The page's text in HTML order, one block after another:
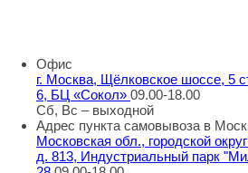
Офис
г. Москва, Щёлковское шоссе, 5
6, БЦ «Сокол» 09.00-18.00
Сб, Вс – выходной
Адрес пункта самовывоза в
Московская обл., городской
д. 813, Индустриальный парк